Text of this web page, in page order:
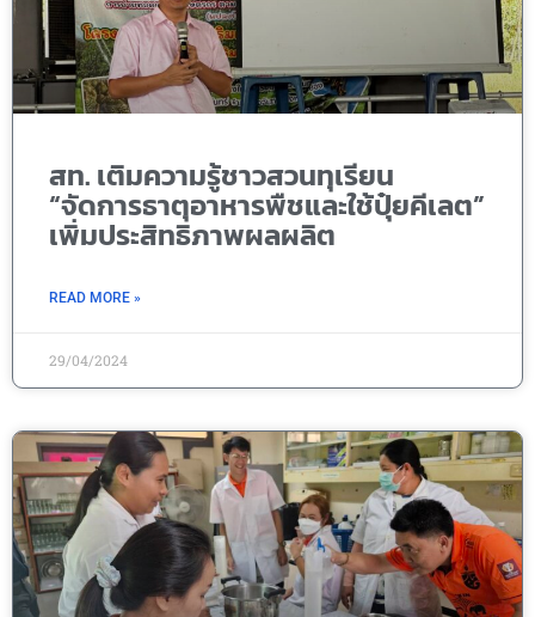
สท. เติมความรู้ชาวสวนทุเรียน
“จัดการธาตุอาหารพืชและใช้ปุ๋ยคีเลต”
เพิ่มประสิทธิภาพผลผลิต
READ MORE »
29/04/2024